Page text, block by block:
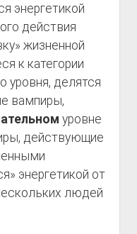
энергетикой
действия
жизненной
к категории
уровня, делятся
вампиры,
уровне
действующие
энергетикой от
людей